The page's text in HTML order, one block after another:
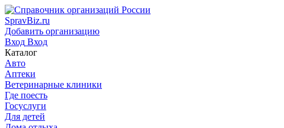
SpravBiz.ru
Добавить организацию
Вход Вход
Каталог
Авто
Аптеки
Ветеринарные клиники
Где поесть
Госуслуги
Для детей